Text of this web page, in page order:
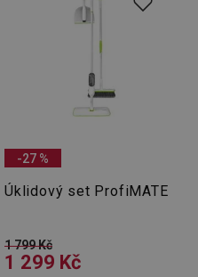
-27 %
Úklidový set ProfiMATE
1 799 Kč
1 299 Kč